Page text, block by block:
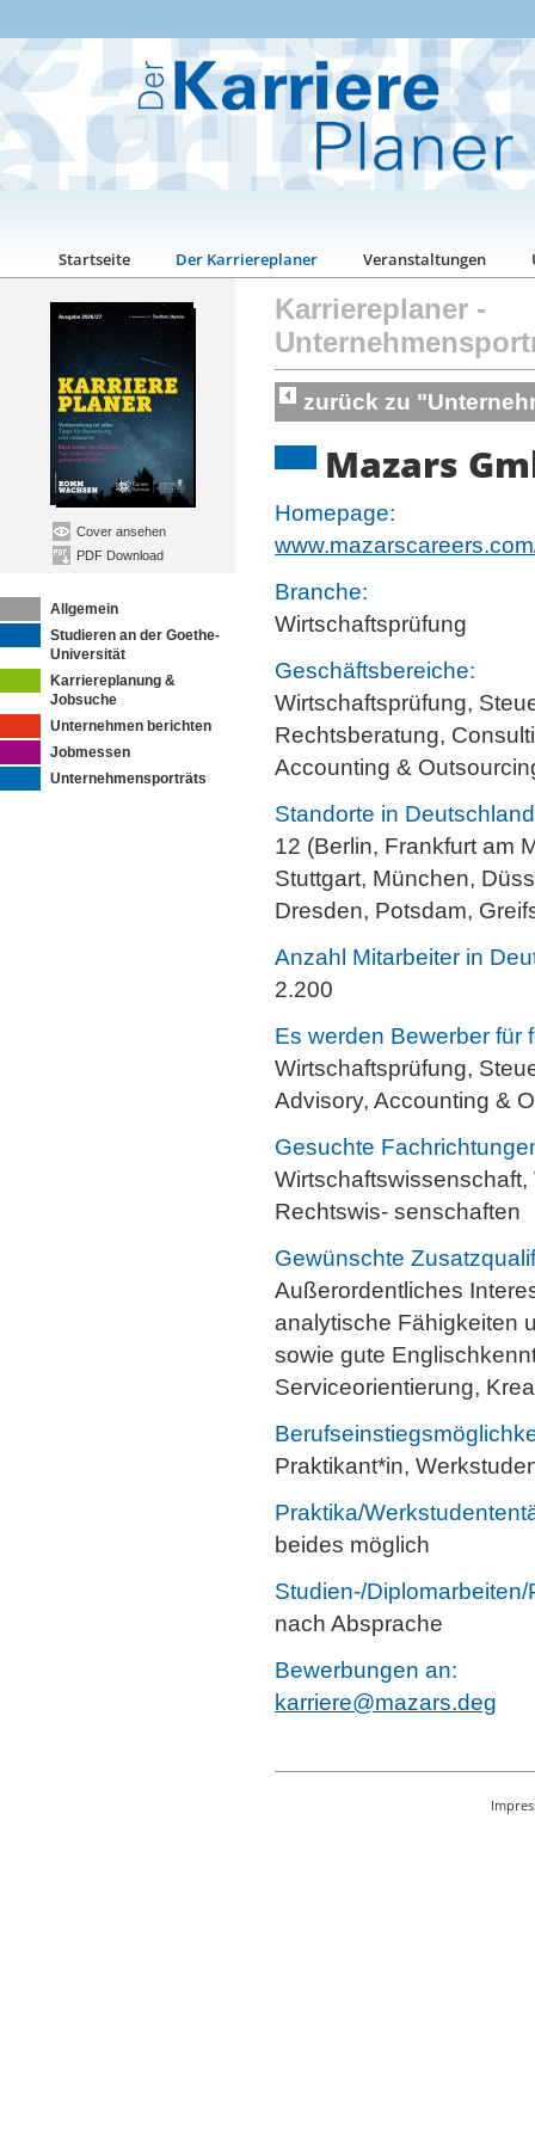
Startseite Der Karriereplaner Veranstaltungen
Cover ansehen
PDF Download
Allgemein
Studieren an der Goethe-
Universität
Karriereplanung &
Jobsuche
Unternehmen berichten
Jobmessen
Unternehmensporträts
Karriereplaner -
zurück zu
Mazars
Homepage:
Branche:
Wirtschaftsprüfung
Geschäftsbereiche:
Wirtschaftsprüfung,
Rechtsberatung,
Accounting &
Standorte in
12 (Berlin, Frankfurt am
Stuttgart, München,
Dresden, Potsdam,
Anzahl Mitarbeiter in
2.200
Es werden Bewerber für
Wirtschaftsprüfung,
Advisory, Accounting &
Gesuchte
Rechtswis- senschaften
Gewünschte
Außerordentliches
analytische Fähigkeiten
sowie gute
Serviceorientierung,
Praktikant*in,
Praktika/
beides möglich
Studien-/
nach Absprache
Bewerbungen an:
karriere@mazars.deg